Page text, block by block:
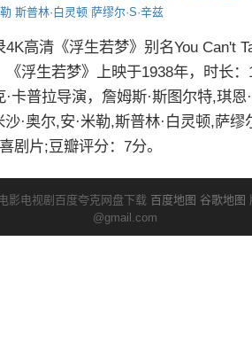
斯普林·白灵顿 萨缪尔·S·辛兹
高清《浮生若梦》别名You Can't
浮生若梦》上映于1938年，时长
卡普拉导演，詹姆斯·斯图尔特,琪恩
·奥尔,安·米勒,斯普林·白灵顿,萨缪
剧片;豆瓣评分：7分。
影电视剧百度夸克网盘下载 百度地图 谷歌地图
@gmail.com